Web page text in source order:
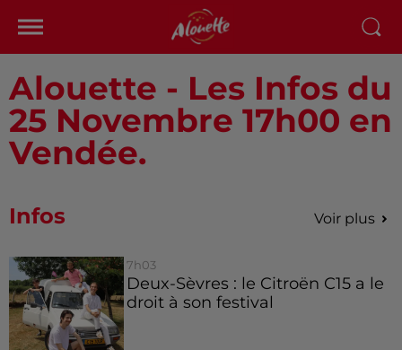
Alouette - Les Infos du
25 Novembre 17h00 en
Vendée.
Infos Voir plus
7h03
Deux-Sèvres : le Citroën C15 a le
droit à son festival